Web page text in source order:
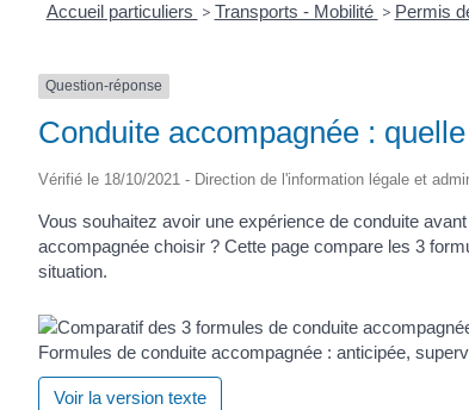
Accueil particuliers > Transports - Mobilité > Permis
Question-réponse
Conduite accompagnée :
Vérifié le 18/10/2021 - Direction de l'information légale et
Vous souhaitez avoir une expérience de conduite
accompagnée choisir ? Cette page compare les 3
situation.
Formules de conduite accompagnée : anticipée,
Voir la version texte